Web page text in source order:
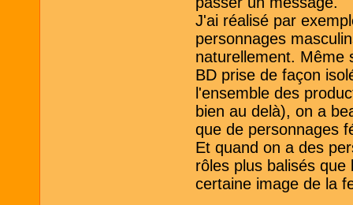
J'ai réalisé par
personnages
naturellement. Même
BD prise de façon
l'ensemble des
bien au delà), on a
que de personnages
Et quand on a des
rôles plus balisés
certaine image de la